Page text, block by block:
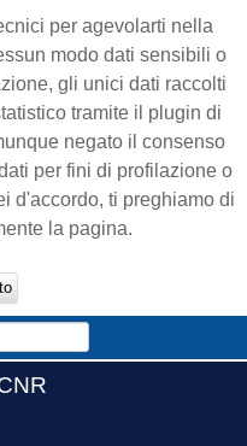
per agevolarti nella
modo dati sensibili o
gli unici dati raccolti
tramite il plugin di
negato il consenso
per fini di profilazione o
d'accordo, ti preghiamo di
la pagina.